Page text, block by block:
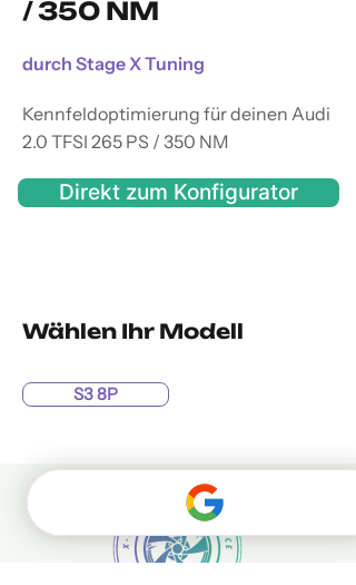
/ 350 NM
durch Stage X Tuning
Kennfeldoptimierung für deinen Audi
2.0 TFSI 265 PS / 350 NM
Direkt zum Konfigurator
Wählen Ihr Modell
S3 8P